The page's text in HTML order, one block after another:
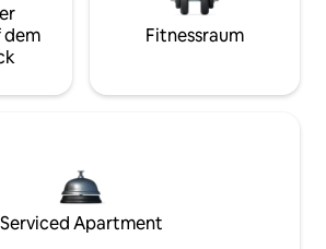
dem
Fitnessraum
Serviced Apartment